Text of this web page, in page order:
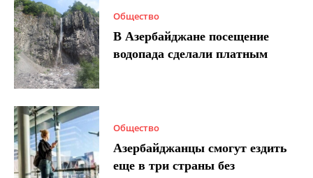
Общество
В Азербайджане посещение
водопада сделали платным
Общество
Азербайджанцы смогут ездить
еще в три страны без